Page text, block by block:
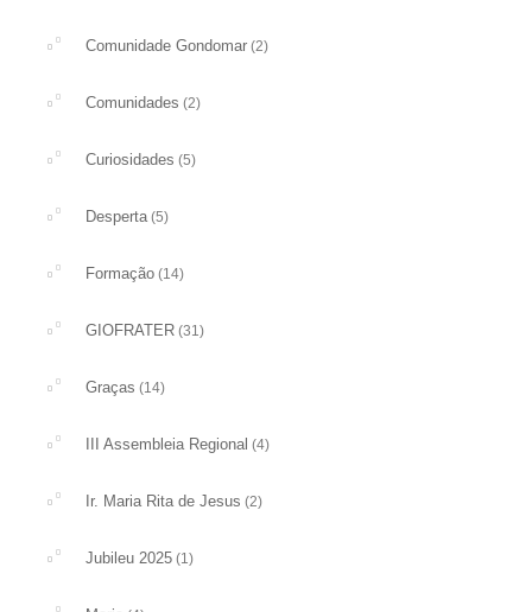
Comunidade Gondomar (2)
Comunidades (2)
Curiosidades (5)
Desperta(5)
Formação (14)
GIOFRATER (31)
Graças (14)
III Assembleia Regional (4)
Ir. Maria Rita de Jesus (2)
Jubileu 2025 (1)